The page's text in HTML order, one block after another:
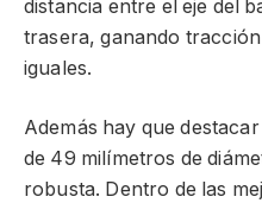
distancia entre el eje del
trasera, ganando
iguales.
Además hay que
de 49 milímetros de
robusta. Dentro de las